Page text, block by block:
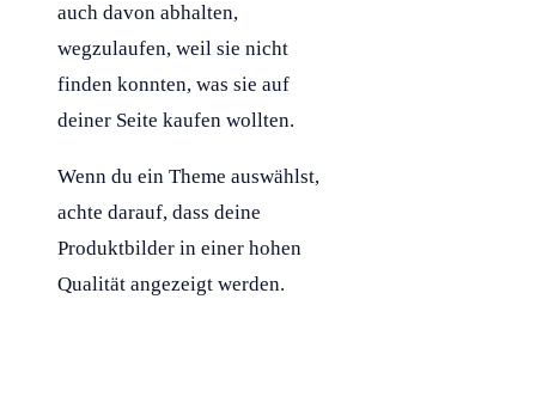
auch davon abhalten,
wegzulaufen, weil sie nicht
finden konnten, was sie auf
deiner Seite kaufen wollten.
Wenn du ein Theme auswählst,
achte darauf, dass deine
Produktbilder in einer hohen
Qualität angezeigt werden.